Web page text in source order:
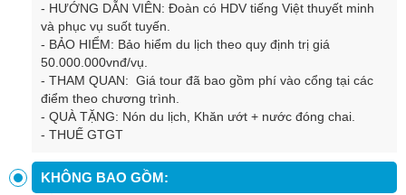
- HƯỚNG DẪN VIÊN: Đoàn có HDV tiếng Việt thuyết minh
và phục vụ suốt tuyến.
- BẢO HIỂM: Bảo hiểm du lịch theo quy định trị giá
50.000.000vnđ/vụ.
- THAM QUAN: Giá tour đã bao gồm phí vào cổng tại các
điểm theo chương trình.
- QUÀ TẶNG: Nón du lịch, Khăn ướt + nước đóng chai.
- THUẾ GTGT
KHÔNG BAO GỒM: